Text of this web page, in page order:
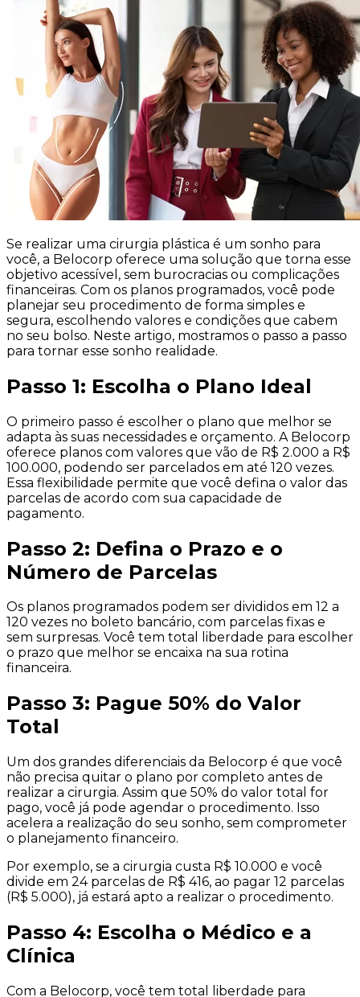
Se realizar uma cirurgia plástica é um sonho para
você, a Belocorp oferece uma solução que torna esse
objetivo acessível, sem burocracias ou complicações
financeiras. Com os planos programados, você pode
planejar seu procedimento de forma simples e
segura, escolhendo valores e condições que cabem
no seu bolso. Neste artigo, mostramos o passo a passo
para tornar esse sonho realidade.
Passo 1: Escolha o Plano Ideal
O primeiro passo é escolher o plano que melhor se
adapta às suas necessidades e orçamento. A Belocorp
oferece planos com valores que vão de R$ 2.000 a R$
100.000, podendo ser parcelados em até 120 vezes.
Essa flexibilidade permite que você defina o valor das
parcelas de acordo com sua capacidade de
pagamento.
Passo 2: Defina o Prazo e o
Número de Parcelas
Os planos programados podem ser divididos em 12 a
120 vezes no boleto bancário, com parcelas fixas e
sem surpresas. Você tem total liberdade para escolher
o prazo que melhor se encaixa na sua rotina
financeira.
Passo 3: Pague 50% do Valor
Total
Um dos grandes diferenciais da Belocorp é que você
não precisa quitar o plano por completo antes de
realizar a cirurgia. Assim que 50% do valor total for
pago, você já pode agendar o procedimento. Isso
acelera a realização do seu sonho, sem comprometer
o planejamento financeiro.
Por exemplo, se a cirurgia custa R$ 10.000 e você
divide em 24 parcelas de R$ 416, ao pagar 12 parcelas
(R$ 5.000), já estará apto a realizar o procedimento.
Passo 4: Escolha o Médico e a
Clínica
Com a Belocorp, você tem total liberdade para